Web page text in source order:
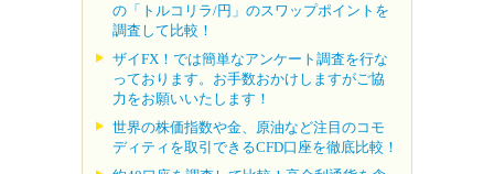
の「トルコリラ/円」のスワップポイントを
調査して比較！
ザイFX！では簡単なアンケート調査を行な
っております。お手数おかけしますがご協
力をお願いいたします！
世界の株価指数や金、原油など注目のコモ
ディティを取引できるCFD口座を徹底比較！